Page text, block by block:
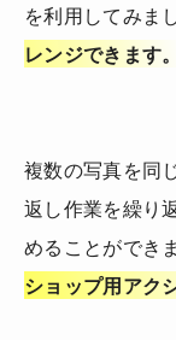
を利用してみま
レンジできます。
複数の写真を同
返し作業を繰り
めることができ
ショップ用アク